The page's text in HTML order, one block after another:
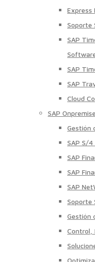
Express
Soporte
SAP
SAP
SAP
Cloud
SAP
Gestión
SAP S/4
SAP
SAP
SAP
Soporte
Gestión
Control,